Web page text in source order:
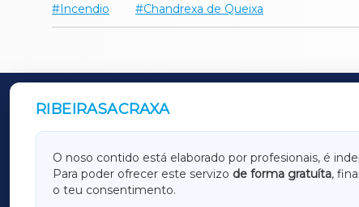
Incendio Chandrexa de Queixa
RIBEIRASACRAXA
O noso contido está elaborado por profesionais, é
Para poder ofrecer este servizo de forma gratuíta,
o teu consentimento.
OUTROS PERIÓDICOS
GALICIAXA
AMARIÑAXA
OURENSEXA